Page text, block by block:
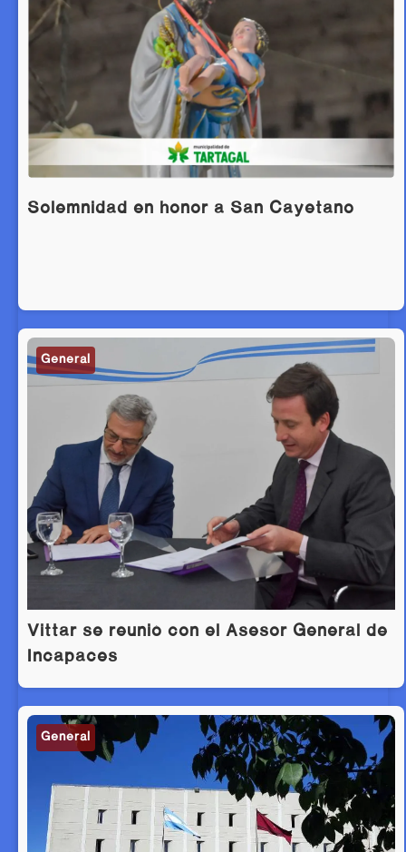
Solemnidad en honor a San Cayetano
General
Vittar se reunió con el Asesor General de
Incapaces
General